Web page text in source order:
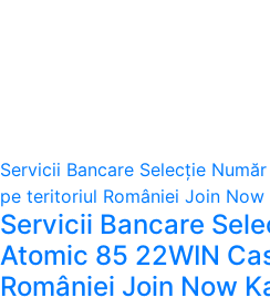
Servicii Bancare Selecție
pe teritoriul României Join Now
Servicii Bancare
Atomic 85 22WIN
României Join Now